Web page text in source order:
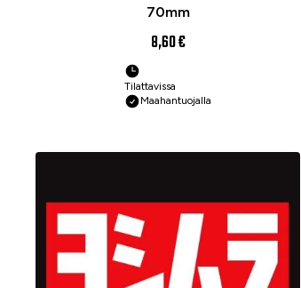
70mm
8,60 €
Tilattavissa
Maahantuojalla